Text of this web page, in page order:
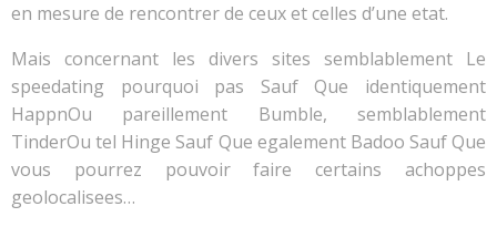
en mesure de rencontrer de ceux et celles d’une etat.
Mais concernant les divers sites semblablement Le
speedating pourquoi pas Sauf Que identiquement
HappnOu pareillement Bumble, semblablement
TinderOu tel Hinge Sauf Que egalement Badoo Sauf Que
vous pourrez pouvoir faire certains achoppes
geolocalisees…